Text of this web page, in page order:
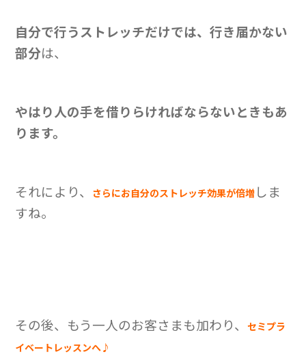
自分で行うストレッチだけでは、行き届かない
部分は、
やはり人の手を借りらければならないときもあ
ります。
それにより、 さらにお自分のストレッチ効果が倍増 しま
すね。
その後、もう一人のお客さまも加わり、セミプラ
イベートレッスンへ♪